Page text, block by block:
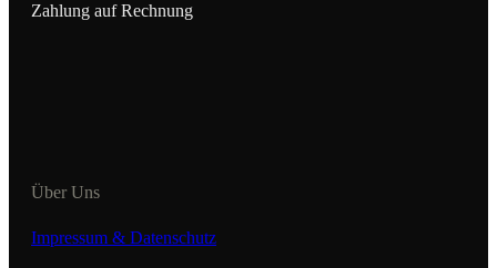
Zahlung auf Rechnung
Über Uns
Impressum & Datenschutz